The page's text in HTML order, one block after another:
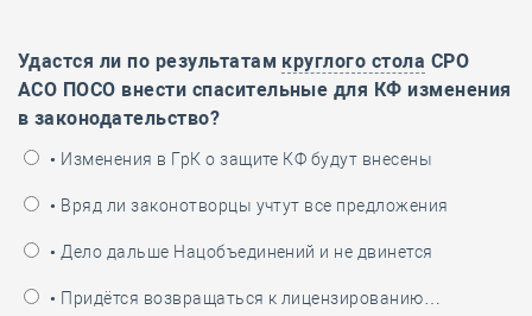
Удастся ли по результатам круглого стола СРО
АСО ПОСО внести спасительные для КФ изменения
в законодательство?
• Изменения в ГрК о защите КФ будут внесены
• Вряд ли законотворцы учтут все предложения
• Дело дальше Нацобъединений и не двинется
• Придётся возвращаться к лицензированию…